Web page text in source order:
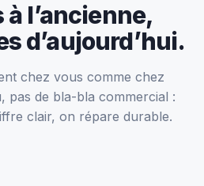
l’ancienne,
d’aujourd’hui.
chez vous comme chez
pas de bla-bla commercial :
clair, on répare durable.